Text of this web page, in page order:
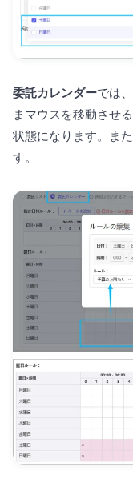
委託カレンダーでは
まマウスを移動させ
状態になります。ま
す。